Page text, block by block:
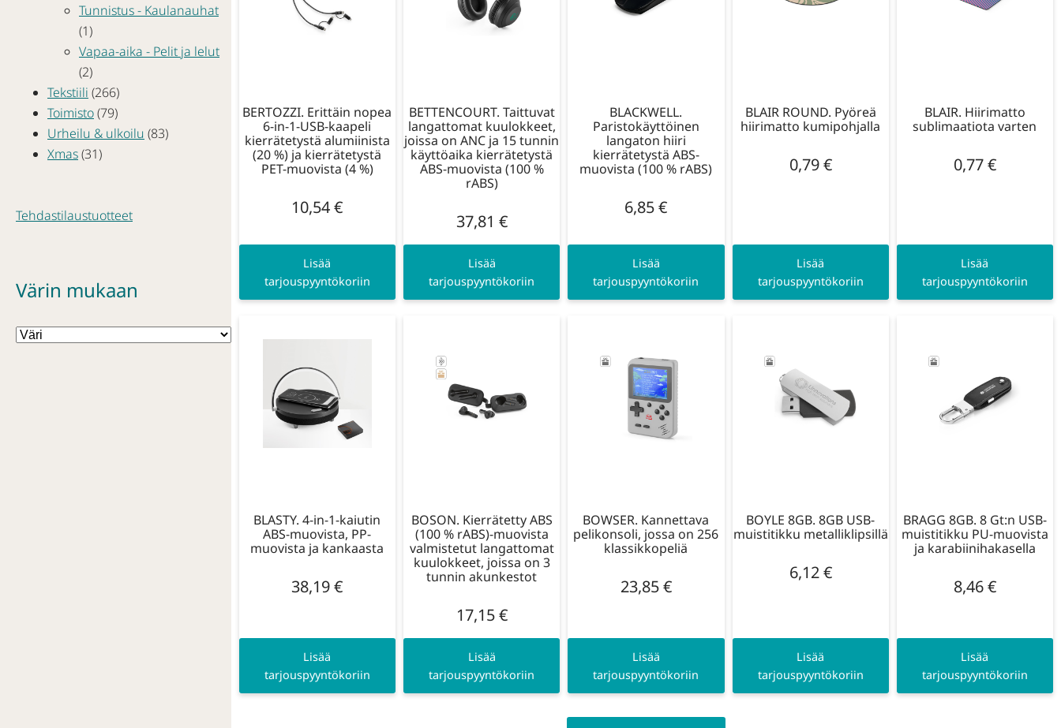
Tunnistus - Kaulanauhat
(1)
Vapaa-aika - Pelit ja lelut
(2)
Tekstiili (266)
Toimisto(79)
Urheilu & ulkoilu (83)
Xmas(31)
Tehdastilaustuotteet
Värin mukaan
BERTOZZI. Erittäin nopea
6-in-1-USB-kaapeli
kierrätetystä alumiinista
(20 %) ja kierrätetystä
PET-muovista (4 %)
10,54€
Lisää
tarjouspyyntökoriin
BETTENCOURT. Taittuvat
langattomat kuulokkeet,
joissa on ANC ja 15 tunnin
käyttöaika kierrätetystä
ABS-muovista (100 %
rABS)
37,81 €
Lisää
tarjouspyyntökoriin
BLACKWELL.
Paristokäyttöinen
langaton hiiri
kierrätetystä ABS-
muovista (100 % rABS)
6,85€
Lisää
tarjouspyyntökoriin
BLAIR ROUND. Pyöreä
hiirimatto kumipohjalla
0,79€
Lisää
tarjouspyyntökoriin
BLAIR. Hiirimatto
sublimaatiota varten
0,77€
Lisää
tarjouspyyntökoriin
BLASTY. 4-in-1-kaiutin
ABS-muovista, PP-
muovista ja kankaasta
38,19€
Lisää
tarjouspyyntökoriin
BOSON. Kierrätetty ABS
(100 % rABS)-muovista
valmistetut langattomat
kuulokkeet, joissa on 3
tunnin akunkestot
17,15€
Lisää
tarjouspyyntökoriin
BOWSER. Kannettava
pelikonsoli, jossa on 256
klassikkopeliä
23,85€
Lisää
tarjouspyyntökoriin
BOYLE 8GB. 8GB USB-
muistitikku metalliklipsillä
6,12€
Lisää
tarjouspyyntökoriin
BRAGG 8GB. 8 Gt:n USB-
muistitikku PU-muovista
ja karabiinihakasella
8,46€
Lisää
tarjouspyyntökoriin